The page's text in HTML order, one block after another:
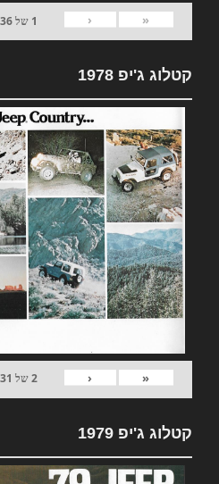
«
‹
1 של36
קטלוג ג'יפ 1978
«
‹
2של 31
קטלוג ג'יפ 1979